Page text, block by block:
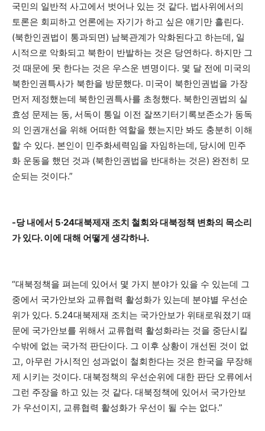
국민의 일반적 사고에서 벗어나 있는 것 같다. 법사위에서의
토론은 회피하고 언론에는 자기가 하고 싶은 얘기만 흘린다.
(북한인권법이 통과되면) 남북관계가 악화된다고 하는데, 일
시적으로 악화되고 북한이 반발하는 것은 당연하다. 하지만 그
것 때문에 못 한다는 것은 우스운 변명이다. 몇 달 전에 미국의
북한인권특사가 북한을 방문했다. 미국이 북한인권법을 가장
먼저 제정했는데 북한인권특사를 초청했다. 북한인권법의 실
효성 문제는 동, 서독이 통일 이전 잘쯔기터기록보존소가 동독
의 인권개선을 위해 어떠한 역할을 했는지만 봐도 충분히 이해
할 수 있다. 본인이 민주화세력임을 자임하는데, 당시에 민주
화 운동을 했던 것과 (북한인권법을 반대하는 것은) 완전히 모
순되는 것이다.”
-당 내에서 5·24대북제재 조치 철회와 대북정책 변화의 목소리
가 있다. 이에 대해 어떻게 생각하나.
“대북정책을 펴는데 있어서 몇 가지 분야가 있을 수 있는데 그
중에서 국가안보와 교류협력 활성화가 있는데 분야별 우선순
위가 있다. 5.24대북제재 조치는 국가안보가 위태로워졌기 때
문에 국가안보를 위해서 교류협력 활성화라는 것을 중단시킬
수밖에 없는 국가적 판단이다. 그 이후 상황이 개선된 것이 없
고, 아무런 가시적인 성과없이 철회한다는 것은 한국을 무장해
제 시키는 것이다. 대북정책의 우선순위에 대한 판단 오류에서
그런 주장을 하고 있는 것 같다. 대북정책에 있어서 국가안보
가 우선이지, 교류협력 활성화가 우선이 될 수는 없다.”